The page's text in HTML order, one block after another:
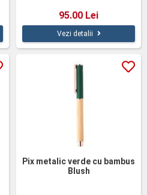
95.00 Lei
Vezi detalii
Pix metalic verde cu bambus
Blush